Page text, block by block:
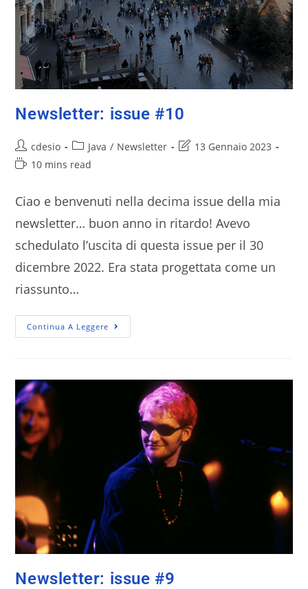
Newsletter: issue #10
cdesio Java / Newsletter
13 Gennaio 2023
10 mins read
Ciao e benvenuti nella decima issue della mia
newsletter… buon anno in ritardo! Avevo
schedulato l’uscita di questa issue per il 30
dicembre 2022. Era stata progettata come un
riassunto…
Continua A Leggere
Newsletter: issue #9